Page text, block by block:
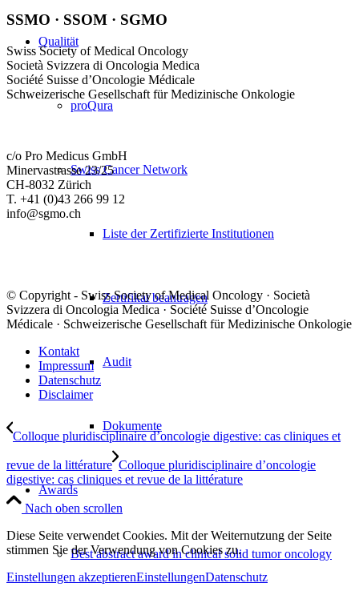
Qualität
proQura
Swiss Cancer Network
Liste der Zertifizierte Institutionen
Zertifikat beantragen
Audit
Dokumente
Awards
Best abstract award in clinical solid tumor oncology
SSMO · SSOM · SGMO
Swiss Society of Medical Oncology
Società Svizzera di Oncologia Medica
Société Suisse d’Oncologie Médicale
Schweizerische Gesellschaft für Medizinische Onkologie
c/o Pro Medicus GmbH
Minervastrasse 23/25
CH-8032 Zürich
T. +41 (0)43 266 99 12
info@sgmo.ch
© Copyright - Swiss Society of Medical Oncology · Società
Svizzera di Oncologia Medica · Société Suisse d’Oncologie
Médicale · Schweizerische Gesellschaft für Medizinische Onkologie
Kontakt
Impressum
Datenschutz
Disclaimer
Colloque pluridisciplinaire d’oncologie digestive: cas cliniques et
revue de la littérature Colloque pluridisciplinaire d’oncologie
digestive: cas cliniques et revue de la littérature
Nach oben scrollen
Diese Seite verwendet Cookies. Mit der Weiternutzung der Seite
stimmen Sie der Verwendung von Cookies zu.
Einstellungen akzeptierenEinstellungenDatenschutz